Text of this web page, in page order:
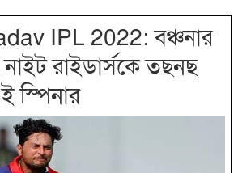
IPL 2022: বঞ্চনার
রাইডার্সকে তছনছ
স্পিনার